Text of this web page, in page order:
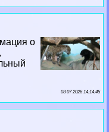
о
03 07 2026 14:14:45